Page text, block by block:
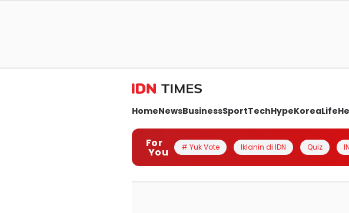
HomeNewsBusinessSportTechHypeKoreaLife
For
You # Yuk Vote Iklanin di IDN Quiz